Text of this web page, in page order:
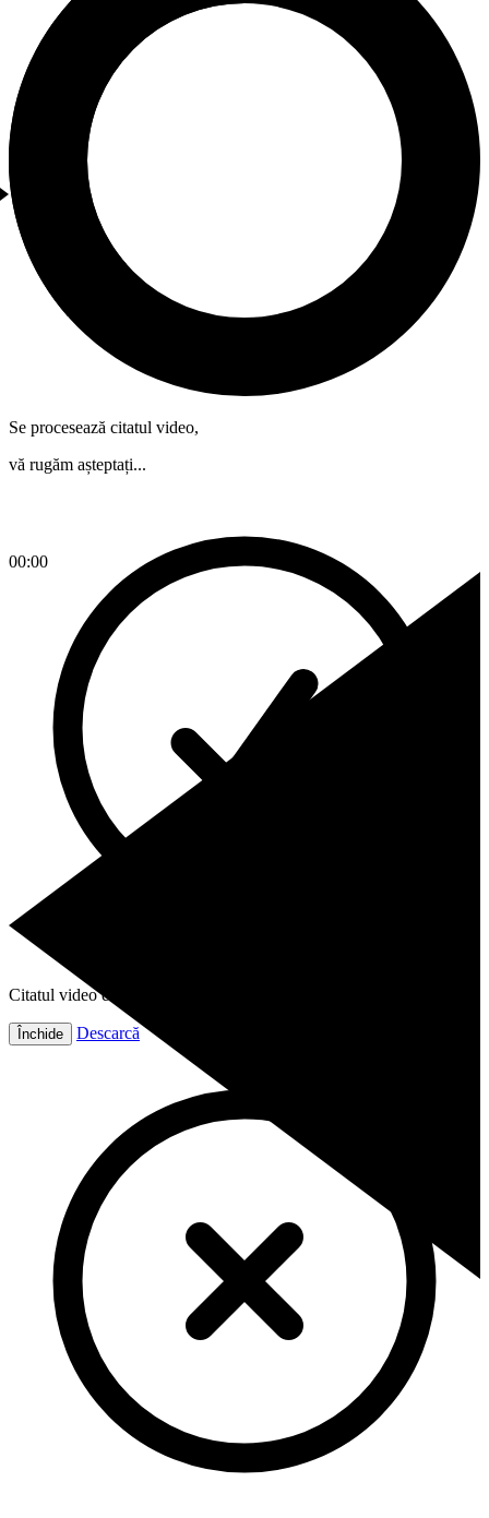
00:00
Se procesează citatul video,
vă rugăm așteptați...
Citatul video este gata!
Închide Descarcă